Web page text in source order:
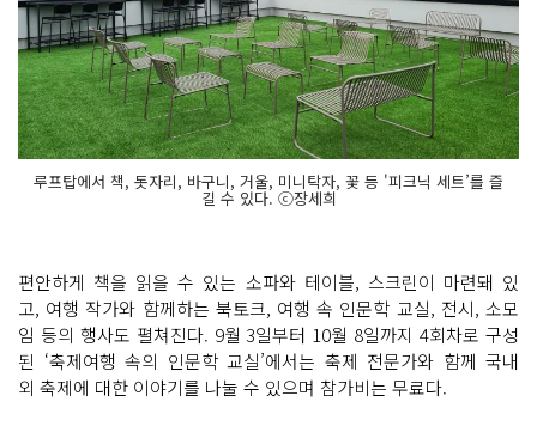
루프탑에서 책, 돗자리, 바구니, 거울, 미니탁자, 꽃 등 '피크닉 세트’를 즐
길 수 있다. ⓒ장세희
편안하게 책을 읽을 수 있는 소파와 테이블, 스크린이 마련돼 있
고, 여행 작가와 함께하는 북토크, 여행 속 인문학 교실, 전시, 소모
임 등의 행사도 펼쳐진다. 9월 3일부터 10월 8일까지 4회차로 구성
된 ‘축제여행 속의 인문학 교실’에서는 축제 전문가와 함께 국내
외 축제에 대한 이야기를 나눌 수 있으며 참가비는 무료다.